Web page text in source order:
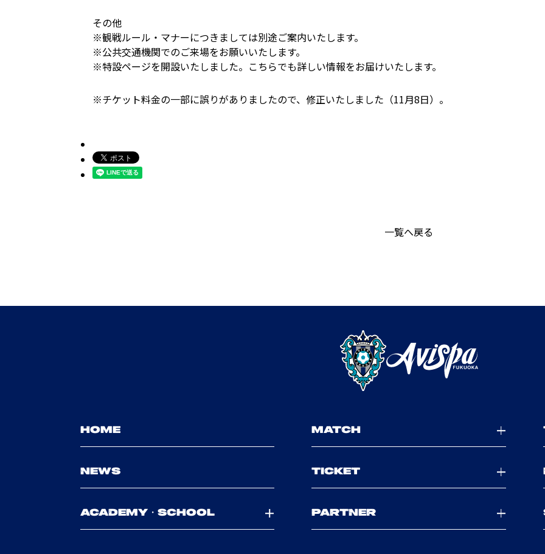
その他
※観戦ルール・マナーにつきましては別途ご案内いたします。
※公共交通機関でのご来場をお願いいたします。
※特設ページを開設いたしました。こちらでも詳しい情報をお届けいたします。
※チケット料金の一部に誤りがありましたので、修正いたしました（11月8日）。
一覧へ戻る
HOME MATCH
NEWS TICKET
ACADEMY・SCHOOL PARTNER